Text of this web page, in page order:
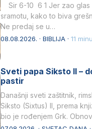
Sir 6-10 6 1 Jer zao glas
sramotu, kako to biva
Ne predaj se u…
08.08.2026. · BIBLIJA · 11
Sveti papa Siksto II –
pastir
Današnji sveti zaštitnik,
Siksto (Sixtus) II, prema
bio je rođenjem Grk.
afričkim…